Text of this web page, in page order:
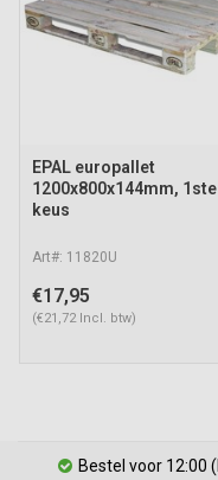
EPAL europallet
1200x800x144mm, 1ste
keus
Art#: 11820U
€17,95
(€21,72 Incl. btw)
Bestel voor 12:00